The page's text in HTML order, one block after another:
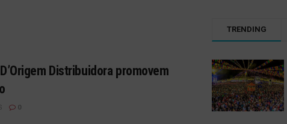
Distribuidora promovem
0
TRENDING